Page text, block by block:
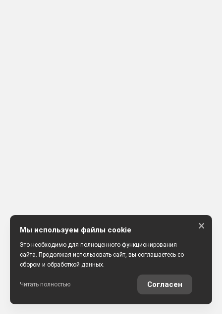
Мы используем файлы cookie
Это необходимо для полноценного функционирования
сайта. Продолжая использовать сайт, вы соглашаетесь со
сбором и обработкой данных.
Читать полностью Согласен
×